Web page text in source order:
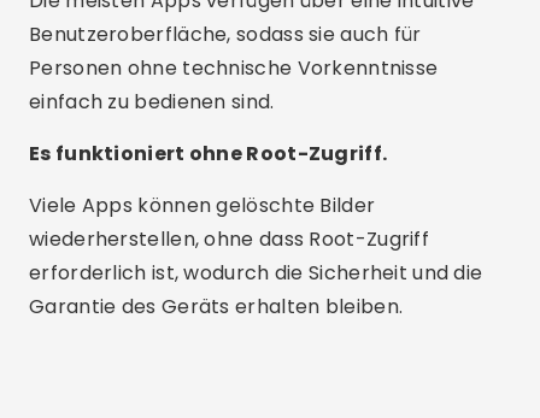
Benutzeroberfläche, sodass sie auch für
Personen ohne technische Vorkenntnisse
einfach zu bedienen sind.
Es funktioniert ohne Root-Zugriff.
Viele Apps können gelöschte Bilder
wiederherstellen, ohne dass Root-Zugriff
erforderlich ist, wodurch die Sicherheit und die
Garantie des Geräts erhalten bleiben.